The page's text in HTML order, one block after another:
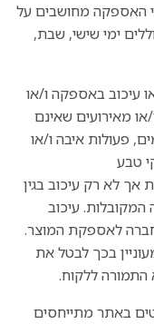
האספקה מחושבים על
ימי שישי, שבת,
עיכוב באספקה ו/או
מאירועים שאינם
פעולות איבה ו/או
טבע
אך לא רק עיכוב בגין
עיכוב
לאספקת המוצר.
בכך לבטל את
התמורה ללקוח.
באתר מתייחסים